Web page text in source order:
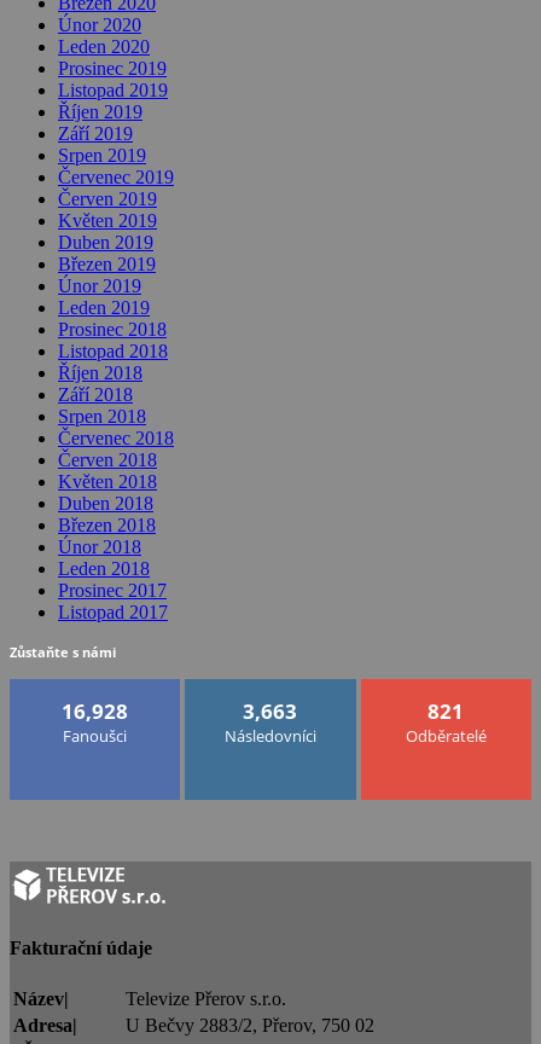
Únor 2020
Leden 2020
Prosinec 2019
Listopad 2019
Říjen 2019
Září 2019
Srpen 2019
Červenec 2019
Červen 2019
Květen 2019
Duben 2019
Březen 2019
Únor 2019
Leden 2019
Prosinec 2018
Listopad 2018
Říjen 2018
Září 2018
Srpen 2018
Červenec 2018
Červen 2018
Květen 2018
Duben 2018
Březen 2018
Únor 2018
Leden 2018
Prosinec 2017
Listopad 2017
Zůstaňte s námi
16,928
Fanoušci
3,663
Následovníci
821
Odběratelé
Fakturační údaje
Název|
Televize Přerov s.r.o.
Adresa|
U Bečvy 2883/2, Přerov, 750 02